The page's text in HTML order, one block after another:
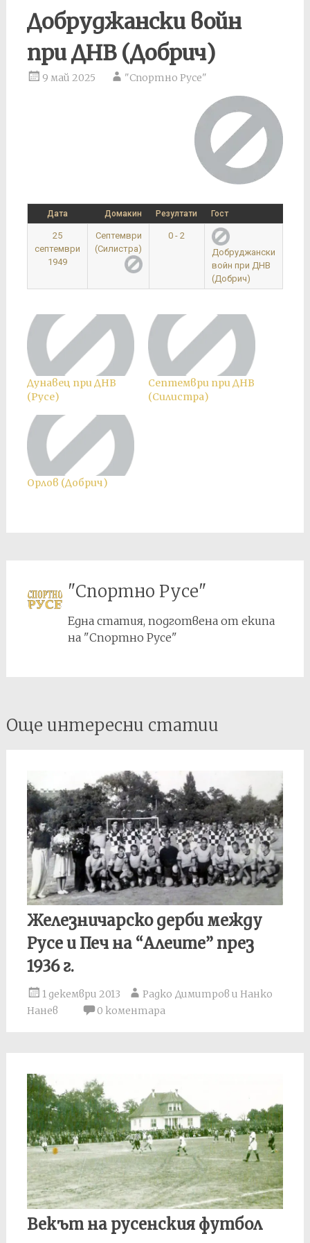
Добруджански войн
при ДНВ (Добрич)
9 май 2025 "Спортно Русе"
Дата Домакин Резултати Гост
25
септември
1949
Септември
(Силистра)
0 - 2
Добруджански
войн при ДНВ
(Добрич)
Дунавец при ДНВ
(Русе)
Септември при ДНВ
(Силистра)
Орлов (Добрич)
"Спортно Русе"
Една статия, подготвена от екипа
на "Спортно Русе"
Post
navigation
Още интересни статии
Железничарско дерби между
Русе и Печ на “Алеите” през
1936 г.
1 декември 2013
Радко Димитров и Нанко
Нанев
0 коментара
Векът на русенския футбол